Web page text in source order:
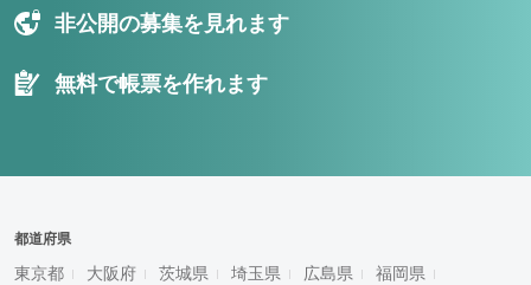
非公開の募集を見れます
無料で帳票を作れます
都道府県
東京都 大阪府 茨城県 埼玉県 広島県 福岡県